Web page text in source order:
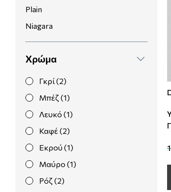
Plain
Niagara
Χρώμα
Γκρί (2)
Μπέζ (1)
Λευκό (1)
Καφέ (2)
Εκρού (1)
Μαύρο (1)
Ρόζ (2)
Μονόχρωμες
Βαφόμενες Ταπετσαρίες
Μπορντούρες
Απομίμηση Μέταλλο
Απομίμηση Πλακάκια
Απομίμηση Μωσαικό-Ψηφίδα
Απομίμηση Animal Print
Απομίμηση Τεχνοτροπία
Ψηφιακή Εκτύπωση σε Ρολοκουρτίνα